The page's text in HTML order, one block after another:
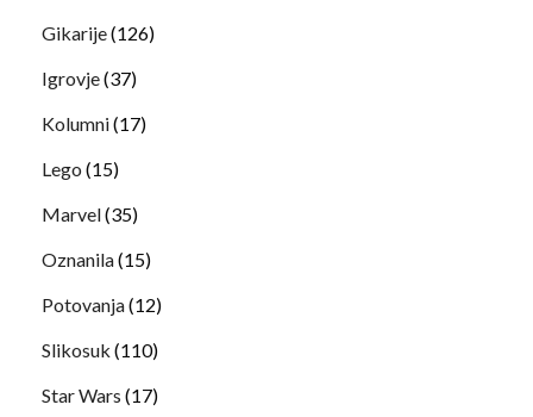
Gikarije(126)
Igrovje(37)
Kolumni(17)
Lego (15)
Marvel(35)
Oznanila(15)
Potovanja(12)
Slikosuk (110)
Star Wars (17)